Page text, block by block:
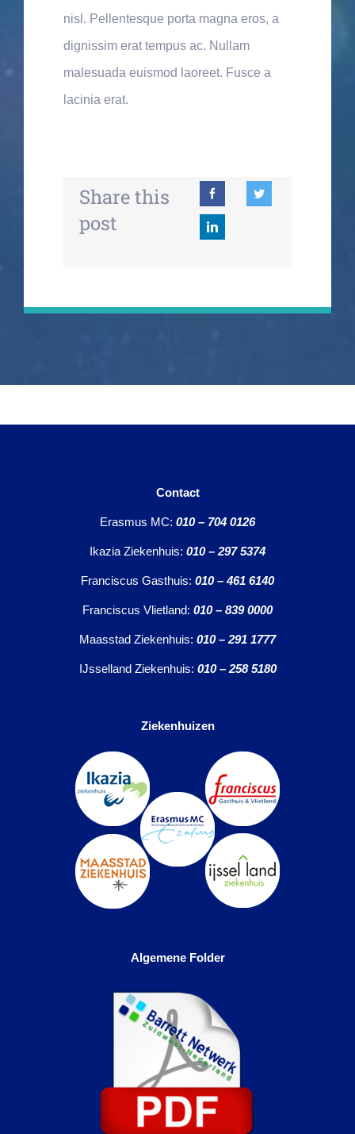
nisl. Pellentesque porta magna eros, a
dignissim erat tempus ac. Nullam
malesuada euismod laoreet. Fusce a
lacinia erat.
Share this
post
Contact
Erasmus MC: 010 – 704 0126
Ikazia Ziekenhuis: 010 – 297 5374
Franciscus Gasthuis: 010 – 461 6140
Franciscus Vlietland: 010 – 839 0000
Maasstad Ziekenhuis: 010 – 291 1777
IJsselland Ziekenhuis: 010 – 258 5180
Ziekenhuizen
Algemene Folder